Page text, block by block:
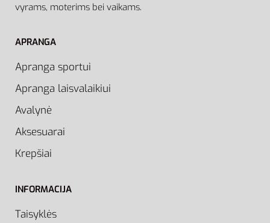
vyrams, moterims bei vaikams.
APRANGA
Apranga sportui
Apranga laisvalaikiui
Avalynė
Aksesuarai
Krepšiai
INFORMACIJA
Taisyklės